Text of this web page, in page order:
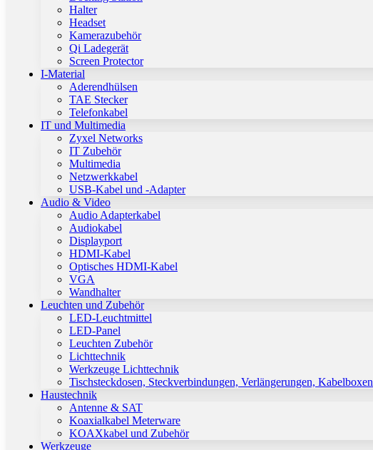
Halter
Headset
Kamerazubehör
Qi Ladegerät
Screen Protector
I-Material
Aderendhülsen
TAE Stecker
Telefonkabel
IT und Multimedia
Zyxel Networks
IT Zubehör
Multimedia
Netzwerkkabel
USB-Kabel und -Adapter
Audio & Video
Audio Adapterkabel
Audiokabel
Displayport
HDMI-Kabel
Optisches HDMI-Kabel
VGA
Wandhalter
Leuchten und Zubehör
LED-Leuchtmittel
LED-Panel
Leuchten Zubehör
Lichttechnik
Werkzeuge Lichttechnik
Tischsteckdosen, Steckverbindungen, Verlängerungen, Kabelboxen
Haustechnik
Antenne & SAT
Koaxialkabel Meterware
KOAXkabel und Zubehör
Werkzeuge